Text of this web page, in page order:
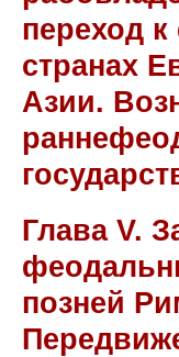
переход
странах
Азии.
Глава V.
позней